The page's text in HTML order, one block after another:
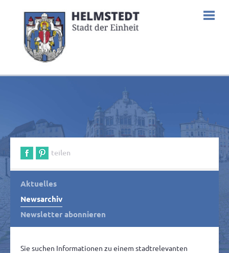
teilen
Aktuelles
Newsarchiv
Newsletter abonnieren
Sie suchen Informationen zu einem stadtrelevanten